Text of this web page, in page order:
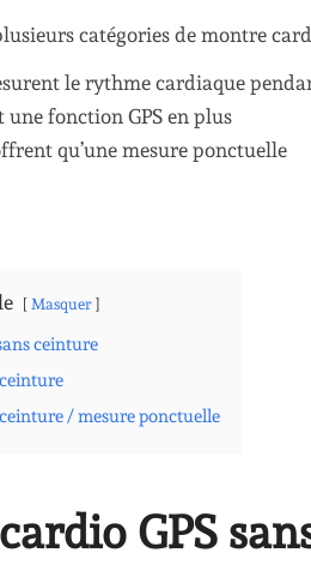
catégories de montre
le rythme cardiaque
une fonction GPS en plus
qu’une mesure ponctuelle
Masquer
ceinture
/ mesure ponctuelle
GPS